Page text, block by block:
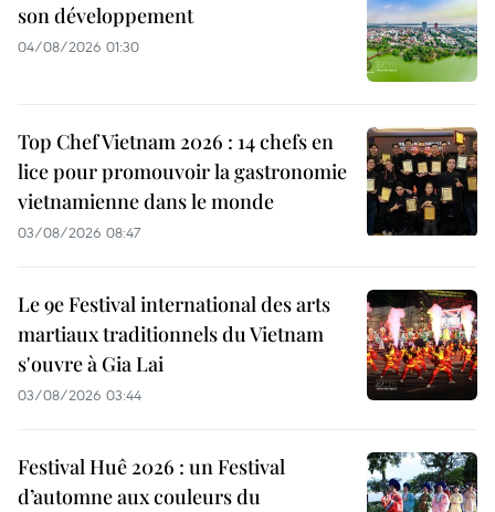
son développement
04/08/2026 01:30
Top Chef Vietnam 2026 : 14 chefs en
lice pour promouvoir la gastronomie
vietnamienne dans le monde
03/08/2026 08:47
Le 9e Festival international des arts
martiaux traditionnels du Vietnam
s'ouvre à Gia Lai
03/08/2026 03:44
Festival Huê 2026 : un Festival
d’automne aux couleurs du